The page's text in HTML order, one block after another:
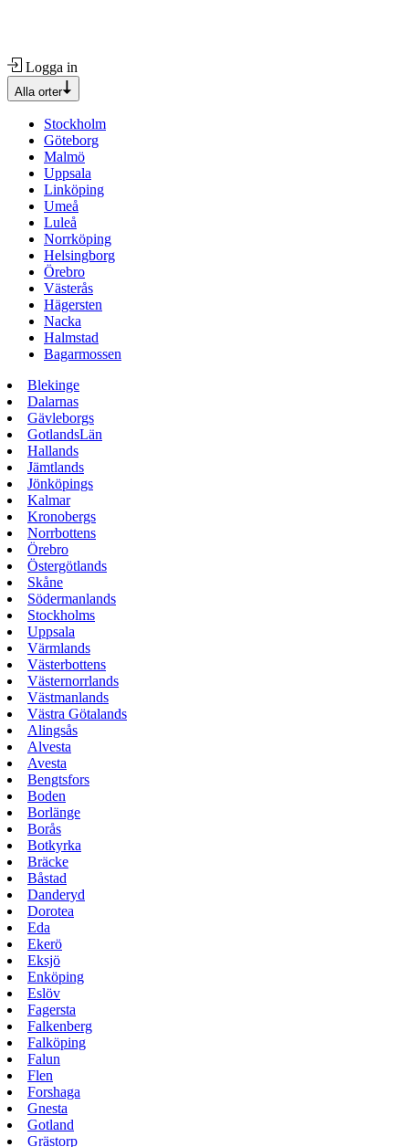
Logga in
Alla orter
Stockholm
Göteborg
Malmö
Uppsala
Linköping
Umeå
Luleå
Norrköping
Helsingborg
Örebro
Västerås
Hägersten
Nacka
Halmstad
Bagarmossen
Blekinge
Dalarnas
Gävleborgs
GotlandsLän
Hallands
Jämtlands
Jönköpings
Kalmar
Kronobergs
Norrbottens
Örebro
Östergötlands
Skåne
Södermanlands
Stockholms
Uppsala
Värmlands
Västerbottens
Västernorrlands
Västmanlands
Västra Götalands
Alingsås
Alvesta
Avesta
Bengtsfors
Boden
Borlänge
Borås
Botkyrka
Bräcke
Båstad
Danderyd
Dorotea
Eda
Ekerö
Eksjö
Enköping
Eslöv
Fagersta
Falkenberg
Falköping
Falun
Flen
Forshaga
Gnesta
Gotland
Grästorp